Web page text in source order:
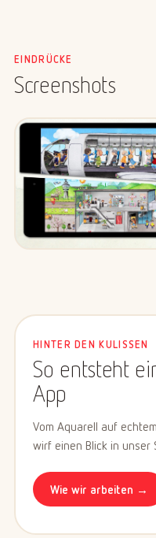
EINDRÜCKE
Screenshots
HINTER DEN KULISSEN
So entsteht
App
Vom Aquarell auf
wirf einen Blick in unser
Wie wir arbeiten →